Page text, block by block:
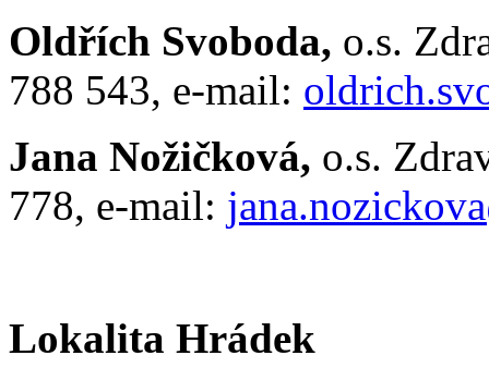
Oldřích Svoboda, o.s.
788 543, e-mail:
Jana Nožičková, o.s.
778, e-mail:
Lokalita Hrádek